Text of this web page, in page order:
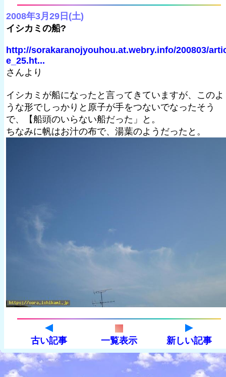
2008年3月29日(土)
イシカミの船?
http://sorakaranojyouhou.at.webry.info/200803/
e_25.ht...
さんより
イシカミが船になったと言ってきていますが、このよ
うな形でしっかりと原子が手をつないでなったそう
で、【船頭のいらない船だった」と。
ちなみに帆はお汁の布で、湯葉のようだったと。
古い記事 一覧表示 新しい記事